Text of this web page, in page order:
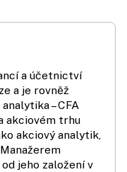
a účetnictví
a je rovněž
– CFA
akciovém trhu
akciový analytik,
jeho založení v